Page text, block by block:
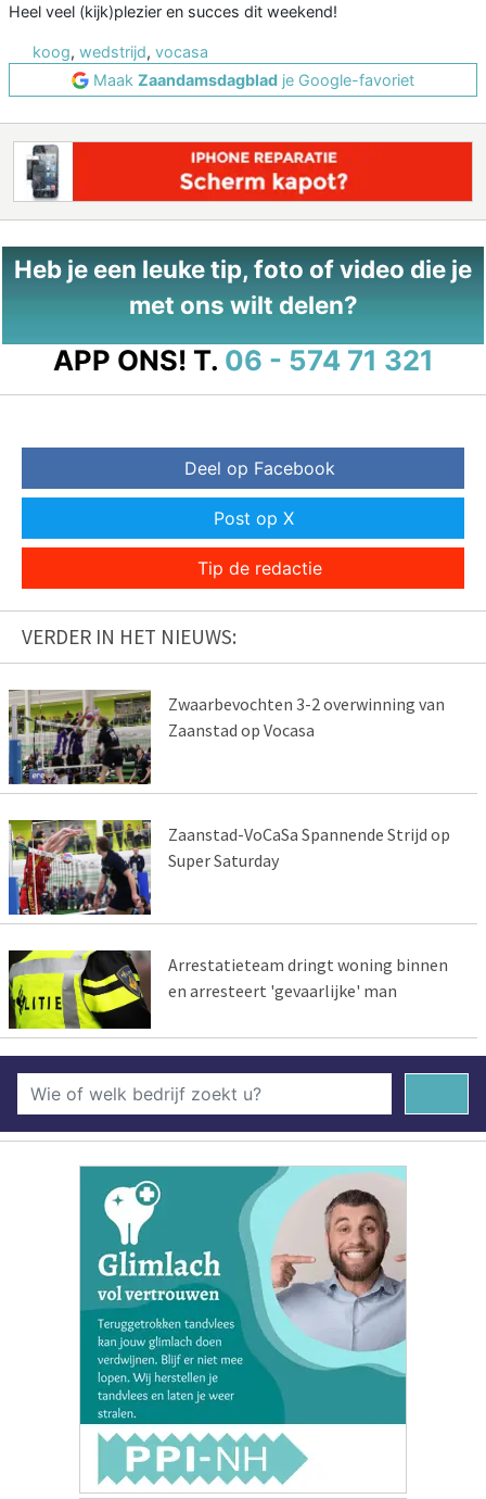
Heel veel (kijk)plezier en succes dit weekend!
koog, wedstrijd, vocasa
Maak Zaandamsdagblad je Google-favoriet
Heb je een leuke tip, foto of video die je
met ons wilt delen?
APP ONS! T. 06 - 574 71 321
Deel op Facebook
Post op X
Tip de redactie
VERDER IN HET NIEUWS:
Zwaarbevochten 3-2 overwinning van
Zaanstad op Vocasa
Zaanstad-VoCaSa Spannende Strijd op
Super Saturday
Arrestatieteam dringt woning binnen
en arresteert 'gevaarlijke' man